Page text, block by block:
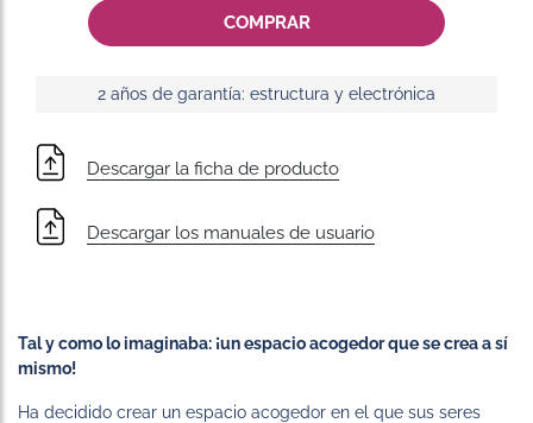
COMPRAR
2 años de garantía: estructura y electrónica
Descargar la ficha de producto
Descargar los manuales de usuario
Tal y como lo imaginaba: ¡un espacio acogedor que se crea a sí
mismo!
Ha decidido crear un espacio acogedor en el que sus seres